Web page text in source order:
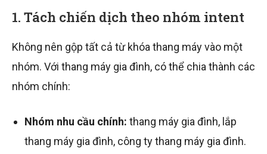
1. Tách chiến dịch theo nhóm intent
Không nên gộp tất cả từ khóa thang máy vào một
nhóm. Với thang máy gia đình, có thể chia thành các
nhóm chính:
Nhóm nhu cầu chính: thang máy gia đình, lắp
thang máy gia đình, công ty thang máy gia đình.